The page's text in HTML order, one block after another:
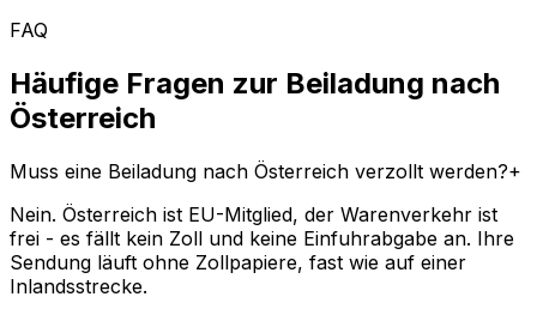
FAQ
Häufige Fragen zur Beiladung nach
Österreich
Muss eine Beiladung nach Österreich verzollt werden?+
Nein. Österreich ist EU-Mitglied, der Warenverkehr ist
frei - es fällt kein Zoll und keine Einfuhrabgabe an. Ihre
Sendung läuft ohne Zollpapiere, fast wie auf einer
Inlandsstrecke.